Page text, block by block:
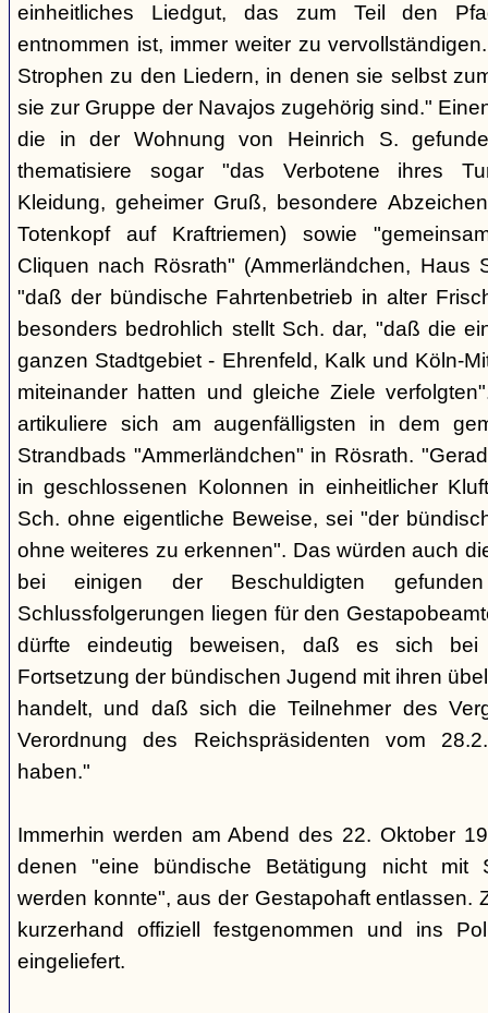
einheitliches Liedgut, das zum Teil den
entnommen ist, immer weiter zu
Strophen zu den Liedern, in denen sie selbst
sie zur Gruppe der Navajos zugehörig sind."
die in der Wohnung von Heinrich S.
thematisiere sogar "das Verbotene ihres
Kleidung, geheimer Gruß, besondere
Totenkopf auf Kraftriemen) sowie
Cliquen nach Rösrath" (Ammerländchen, Haus
"daß der bündische Fahrtenbetrieb in alter
besonders bedrohlich stellt Sch. dar, "daß die
ganzen Stadtgebiet - Ehrenfeld, Kalk und Köln-
miteinander hatten und gleiche Ziele
artikuliere sich am augenfälligsten in dem
Strandbads "Ammerländchen" in Rösrath.
in geschlossenen Kolonnen in einheitlicher
Sch. ohne eigentliche Beweise, sei "der
ohne weiteres zu erkennen". Das würden auch
bei einigen der Beschuldigten
Schlussfolgerungen liegen für den
dürfte eindeutig beweisen, daß es sich
Fortsetzung der bündischen Jugend mit ihren
handelt, und daß sich die Teilnehmer des
Verordnung des Reichspräsidenten vom
haben."
Immerhin werden am Abend des 22. Oktober
denen "eine bündische Betätigung nicht mit
werden konnte", aus der Gestapohaft entlassen.
kurzerhand offiziell festgenommen und ins
eingeliefert.